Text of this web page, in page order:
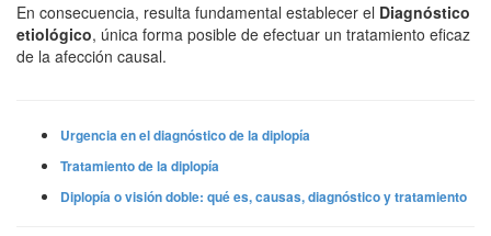
En consecuencia, resulta fundamental establecer el Diagnóstico
etiológico, única forma posible de efectuar un tratamiento eficaz
de la afección causal.
Urgencia en el diagnóstico de la diplopía
Tratamiento de la diplopía
Diplopía o visión doble: qué es, causas, diagnóstico y tratamiento